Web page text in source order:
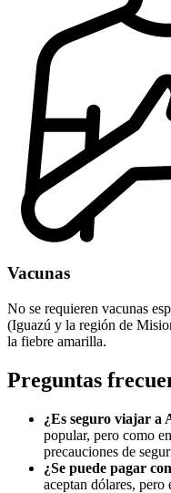
Vacunas
No se requieren vacunas
(Iguazú y la región de
la fiebre amarilla.
Preguntas
¿Es seguro viajar a
popular, pero como
precauciones de
¿Se puede pagar
aceptan dólares, pero